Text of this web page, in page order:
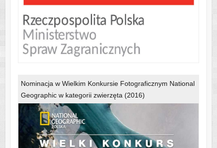
Nominacja w Wielkim Konkursie Fotograficznym National
Geographic w kategorii zwierzęta (2016)